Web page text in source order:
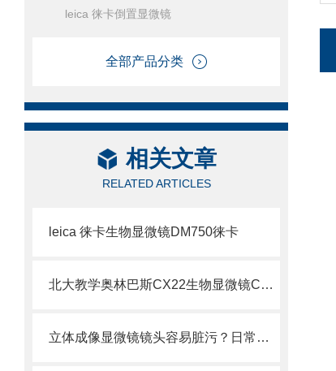
leica 徕卡倒置显微镜
全部产品分类
相关文章
RELATED ARTICLES
leica 徕卡生物显微镜DM750徕卡
北大教学奥林巴斯CX22生物显微镜CX22显微镜参数
立体成像显微镜镜头容易脏污？日常清洁与保养规范